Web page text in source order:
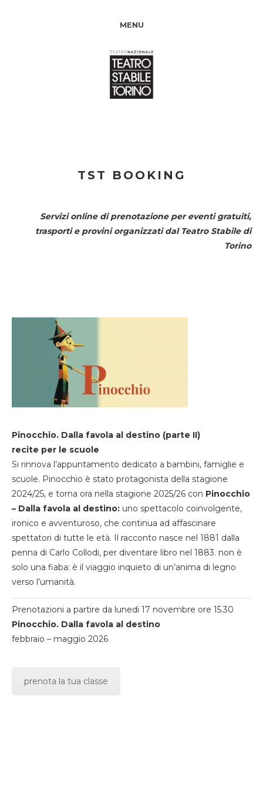
MENU
TST BOOKING
Servizi online di prenotazione per eventi gratuiti,
trasporti e provini organizzati dal Teatro Stabile di
Torino
Pinocchio. Dalla favola al destino (parte II)
recite per le scuole
Si rinnova l’appuntamento dedicato a bambini, famiglie e
scuole. Pinocchio è stato protagonista della stagione
2024/25, e torna ora nella stagione 2025/26 con Pinocchio
– Dalla favola al destino: uno spettacolo coinvolgente,
ironico e avventuroso, che continua ad affascinare
spettatori di tutte le età. Il racconto nasce nel 1881 dalla
penna di Carlo Collodi, per diventare libro nel 1883. non è
solo una fiaba: è il viaggio inquieto di un’anima di legno
verso l’umanità.
Prenotazioni a partire da lunedi 17 novembre ore 15.30
Pinocchio. Dalla favola al destino
febbraio – maggio 2026
prenota la tua classe